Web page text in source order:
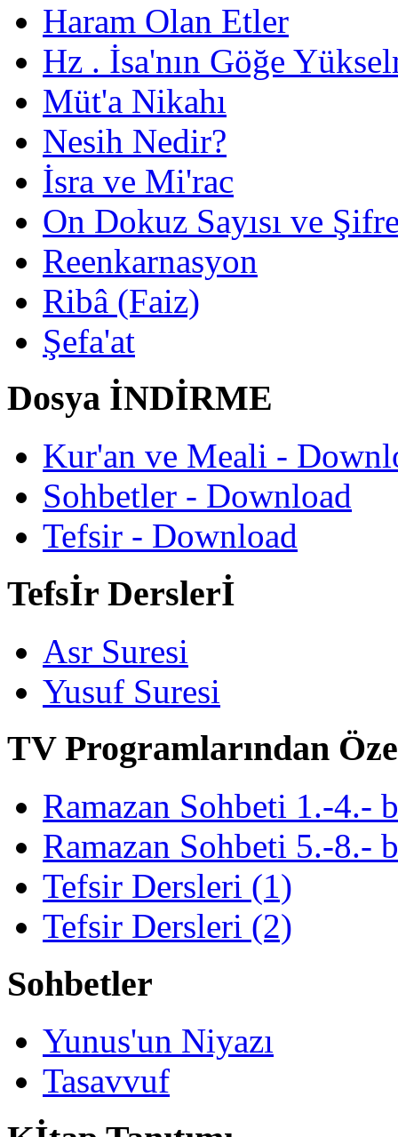
Haram Olan Etler
Hz . İsa'nın Göğe
Müt'a Nikahı
Nesih Nedir?
İsra ve Mi'rac
On Dokuz Sayısı ve
Reenkarnasyon
Ribâ (Faiz)
Şefa'at
Dosya İNDİRME
Kur'an ve Meali -
Sohbetler - Download
Tefsir - Download
Tefsİr Derslerİ
Asr Suresi
Yusuf Suresi
TV Programlarından
Ramazan Sohbeti 1.-4.-
Ramazan Sohbeti 5.-8.-
Tefsir Dersleri (1)
Tefsir Dersleri (2)
Sohbetler
Yunus'un Niyazı
Tasavvuf